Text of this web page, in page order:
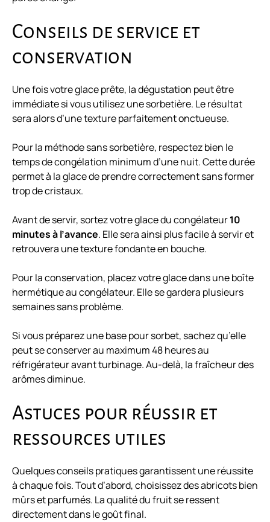
Conseils de service et
conservation
Une fois votre glace prête, la dégustation peut être
immédiate si vous utilisez une sorbetière. Le résultat
sera alors d’une texture parfaitement onctueuse.
Pour la méthode sans sorbetière, respectez bien le
temps de congélation minimum d’une nuit. Cette durée
permet à la glace de prendre correctement sans former
trop de cristaux.
Avant de servir, sortez votre glace du congélateur10
minutes à l’avance. Elle sera ainsi plus facile à servir et
retrouvera une texture fondante en bouche.
Pour la conservation, placez votre glace dans une boîte
hermétique au congélateur. Elle se gardera plusieurs
semaines sans problème.
Si vous préparez une base pour sorbet, sachez qu’elle
peut se conserver au maximum 48 heures au
réfrigérateur avant turbinage. Au-delà, la fraîcheur des
arômes diminue.
Astuces pour réussir et
ressources utiles
Quelques conseils pratiques garantissent une réussite
à chaque fois. Tout d’abord, choisissez des abricots bien
mûrs et parfumés. La qualité du fruit se ressent
directement dans le goût final.